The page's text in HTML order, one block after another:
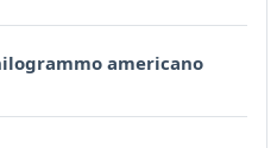
americano